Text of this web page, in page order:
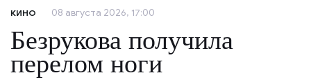
КИНО 08 августа 2026, 17:00
Безрукова получила
перелом ноги